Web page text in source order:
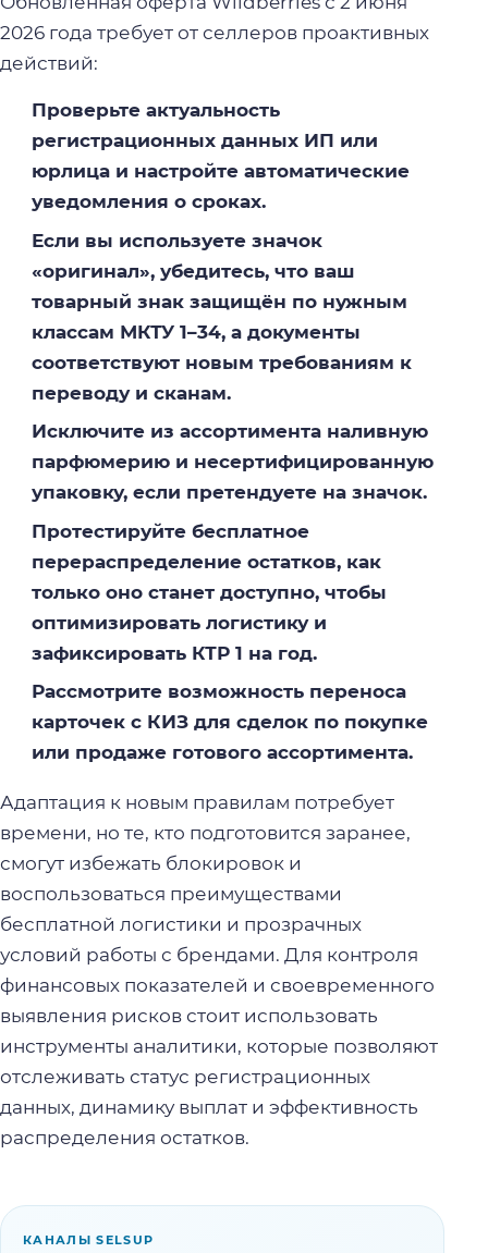
2026 года требует от селлеров проактивных
действий:
Проверьте актуальность
регистрационных данных ИП или
юрлица и настройте автоматические
уведомления о сроках.
Если вы используете значок
«оригинал», убедитесь, что ваш
товарный знак защищён по нужным
классам МКТУ 1–34, а документы
соответствуют новым требованиям к
переводу и сканам.
Исключите из ассортимента наливную
парфюмерию и несертифицированную
упаковку, если претендуете на значок.
Протестируйте бесплатное
перераспределение остатков, как
только оно станет доступно, чтобы
оптимизировать логистику и
зафиксировать КТР 1 на год.
Рассмотрите возможность переноса
карточек с КИЗ для сделок по покупке
или продаже готового ассортимента.
Адаптация к новым правилам потребует
времени, но те, кто подготовится заранее,
смогут избежать блокировок и
воспользоваться преимуществами
бесплатной логистики и прозрачных
условий работы с брендами. Для контроля
финансовых показателей и своевременного
выявления рисков стоит использовать
инструменты аналитики, которые позволяют
отслеживать статус регистрационных
данных, динамику выплат и эффективность
распределения остатков.
КАНАЛЫ SELSUP